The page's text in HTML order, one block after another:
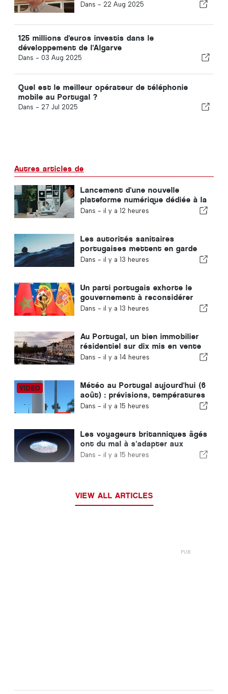
Dans - 22 Aug 2025
125 millions d'euros investis dans le
développement de l'Algarve
Dans - 03 Aug 2025
Quel est le meilleur opérateur de téléphonie
mobile au Portugal ?
Dans - 27 Jul 2025
Autres articles de
Lancement d'une nouvelle
plateforme numérique dédiée à la
santé au Portugal
Dans - il y a 12 heures
Les autorités sanitaires
portugaises mettent en garde
contre les risques de noyade
Dans - il y a 13 heures
Un parti portugais exhorte le
gouvernement à reconsidérer
l'organisation de la Coupe du
Dans - il y a 13 heures
Au Portugal, un bien immobilier
résidentiel sur dix mis en vente
se vend en moins d'une semaine
Dans - il y a 14 heures
Météo au Portugal aujourd'hui (6
août) : prévisions, températures
et à quoi s'attendre
Dans - il y a 15 heures
Les voyageurs britanniques âgés
ont du mal à s'adapter aux
nouveaux contrôles
Dans - il y a 15 heures
VIEW ALL ARTICLES